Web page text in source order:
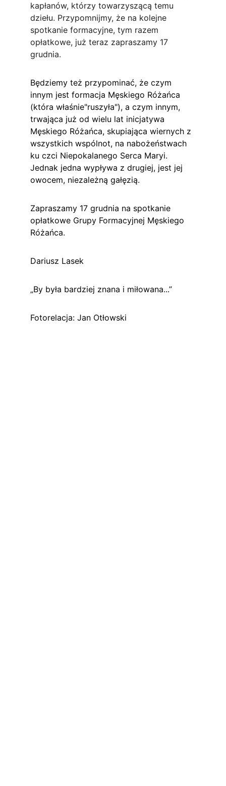
kapłanów, którzy towarzyszącą temu
dziełu. Przypomnijmy, że na kolejne
spotkanie formacyjne, tym razem
opłatkowe, już teraz zapraszamy 17
grudnia.
Będziemy też przypominać, że czym
innym jest formacja Męskiego Różańca
(która właśnie"ruszyła"), a czym innym,
trwająca już od wielu lat inicjatywa
Męskiego Różańca, skupiająca wiernych z
wszystkich wspólnot, na nabożeństwach
ku czci Niepokalanego Serca Maryi.
Jednak jedna wypływa z drugiej, jest jej
owocem, niezależną gałęzią.
Zapraszamy 17 grudnia na spotkanie
opłatkowe Grupy Formacyjnej Męskiego
Różańca.
Dariusz Lasek
„By była bardziej znana i miłowana...”
Fotorelacja: Jan Otłowski